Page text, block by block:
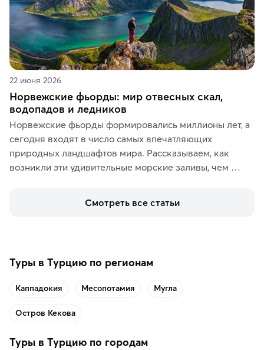
22 июня 2026
Норвежские фьорды: мир отвесных скал,
водопадов и ледников
Норвежские фьорды формировались миллионы лет, а
сегодня входят в число самых впечатляющих
природных ландшафтов мира. Рассказываем, как
возникли эти удивительные морские заливы, чем
включить в маршрут по Норвегии.
Смотреть все статьи
Туры в Турцию по регионам
Каппадокия Месопотамия Мугла
Остров Кекова
Туры в Турцию по городам